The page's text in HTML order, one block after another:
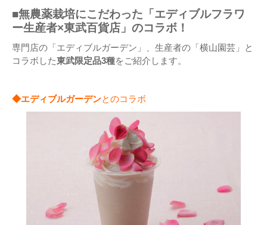
■無農薬栽培にこだわった「エディブルフラワ
ー生産者×東武百貨店」のコラボ！
専門店の「エディブルガーデン」、生産者の「横山園芸」と
コラボした東武限定品3種をご紹介します。
◆エディブルガーデンとのコラボ